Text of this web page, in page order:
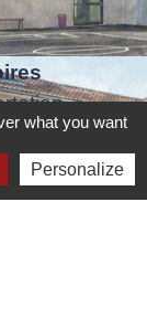
-
what you want
Personalize